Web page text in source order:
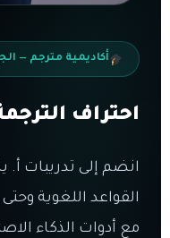
أكاديمية مترجم —
احتراف
انضم إلى تدريبات أ.
القواعد اللغوية